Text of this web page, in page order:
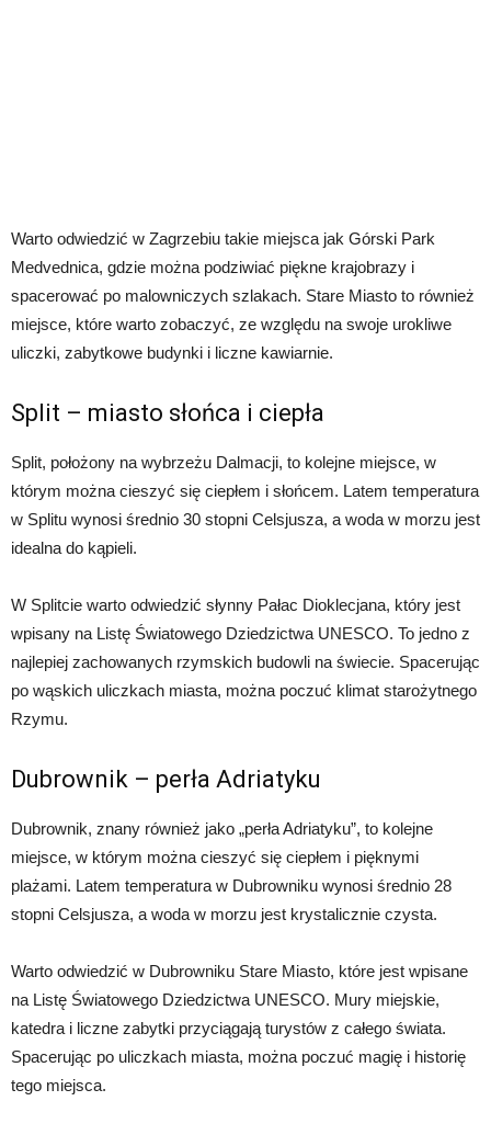
Warto odwiedzić w Zagrzebiu takie miejsca jak Górski Park
Medvednica, gdzie można podziwiać piękne krajobrazy i
spacerować po malowniczych szlakach. Stare Miasto to również
miejsce, które warto zobaczyć, ze względu na swoje urokliwe
uliczki, zabytkowe budynki i liczne kawiarnie.
Split – miasto słońca i ciepła
Split, położony na wybrzeżu Dalmacji, to kolejne miejsce, w
którym można cieszyć się ciepłem i słońcem. Latem temperatura
w Splitu wynosi średnio 30 stopni Celsjusza, a woda w morzu jest
idealna do kąpieli.
W Splitcie warto odwiedzić słynny Pałac Dioklecjana, który jest
wpisany na Listę Światowego Dziedzictwa UNESCO. To jedno z
najlepiej zachowanych rzymskich budowli na świecie. Spacerując
po wąskich uliczkach miasta, można poczuć klimat starożytnego
Rzymu.
Dubrownik – perła Adriatyku
Dubrownik, znany również jako „perła Adriatyku”, to kolejne
miejsce, w którym można cieszyć się ciepłem i pięknymi
plażami. Latem temperatura w Dubrowniku wynosi średnio 28
stopni Celsjusza, a woda w morzu jest krystalicznie czysta.
Warto odwiedzić w Dubrowniku Stare Miasto, które jest wpisane
na Listę Światowego Dziedzictwa UNESCO. Mury miejskie,
katedra i liczne zabytki przyciągają turystów z całego świata.
Spacerując po uliczkach miasta, można poczuć magię i historię
tego miejsca.